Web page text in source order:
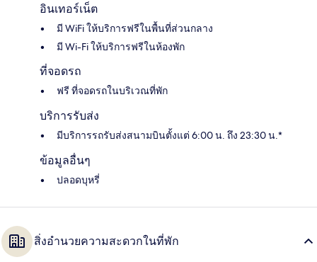
อินเทอร์เน็ต
มี WiFi ให้บริการฟรีในพื้นที่ส่วนกลาง
มี Wi-Fi ให้บริการฟรีในห้องพัก
ที่จอดรถ
ฟรี ที่จอดรถในบริเวณที่พัก
บริการรับส่ง
มีบริการรถรับส่งสนามบินตั้งแต่ 6:00 น. ถึง 23:30 น.*
ข้อมูลอื่นๆ
ปลอดบุหรี่
สิ่งอำนวยความสะดวกในที่พัก